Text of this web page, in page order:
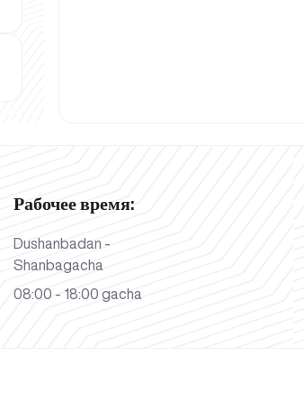
Рабочее время:
Dushanbadan -
Shanbagacha
08:00 - 18:00 gacha